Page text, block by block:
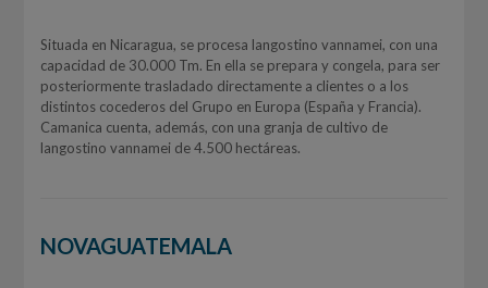
Situada en Nicaragua, se procesa langostino vannamei, con una
capacidad de 30.000 Tm. En ella se prepara y congela, para ser
posteriormente trasladado directamente a clientes o a los
distintos cocederos del Grupo en Europa (España y Francia).
Camanica cuenta, además, con una granja de cultivo de
langostino vannamei de 4.500 hectáreas.
NOVAGUATEMALA